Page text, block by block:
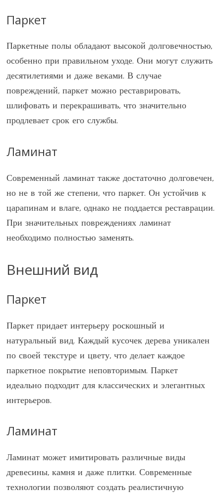
Паркет
Паркетные полы обладают высокой долговечностью,
особенно при правильном уходе. Они могут служить
десятилетиями и даже веками. В случае
повреждений, паркет можно реставрировать,
шлифовать и перекрашивать, что значительно
продлевает срок его службы.
Ламинат
Современный ламинат также достаточно долговечен,
но не в той же степени, что паркет. Он устойчив к
царапинам и влаге, однако не поддается реставрации.
При значительных повреждениях ламинат
необходимо полностью заменять.
Внешний вид
Паркет
Паркет придает интерьеру роскошный и
натуральный вид. Каждый кусочек дерева уникален
по своей текстуре и цвету, что делает каждое
паркетное покрытие неповторимым. Паркет
идеально подходит для классических и элегантных
интерьеров.
Ламинат
Ламинат может имитировать различные виды
древесины, камня и даже плитки. Современные
технологии позволяют создать реалистичную